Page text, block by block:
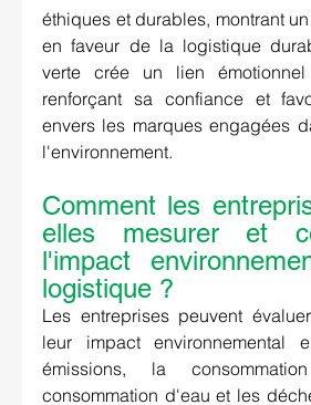
éthiques et durables, montrant
en faveur de la logistique
verte crée un lien
renforçant sa confiance et
envers les marques engagées
l'environnement.
Comment les
elles mesurer et
l'impact
logistique ?
Les entreprises peuvent
leur impact environnemental
émissions, la
consommation d'eau et les